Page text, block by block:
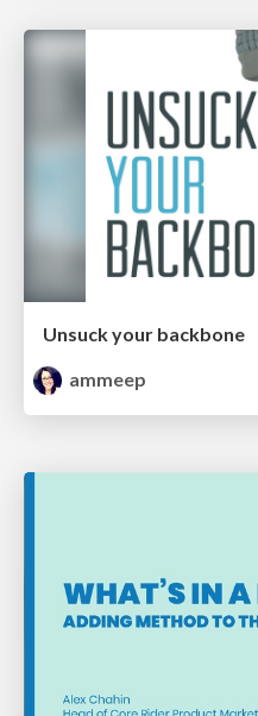
Unsuck your backbone
ammeep